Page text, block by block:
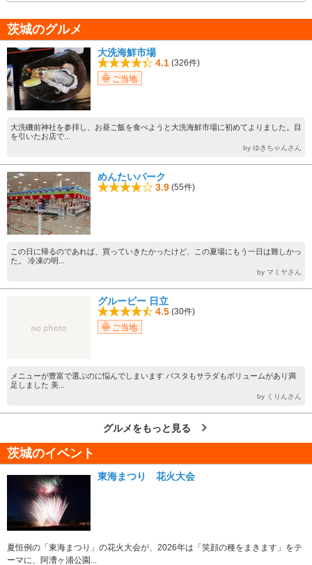
茨城のグルメ
大洗海鮮市場
4.1 (326件)
ご当地
大洗磯前神社を参拝し、お昼ご飯を食べようと大洗海鮮市場に初めてよりました。目
を引いたお店で...
by ゆきちゃんさん
めんたいパーク
3.9 (55件)
この日に帰るのであれば、買っていきたかったけど、この夏場にもう一日は難しかっ
た。 冷凍の明...
by マミヤさん
グルービー 日立
4.5 (30件)
ご当地
メニューが豊富で選ぶのに悩んでしまいます パスタもサラダもボリュームがあり満
足しました 美...
by くりんさん
グルメをもっと見る
茨城のイベント
東海まつり 花火大会
夏恒例の「東海まつり」の花火大会が、2026年は「笑顔の種をまきます」をテ
ーマに、阿漕ヶ浦公園...